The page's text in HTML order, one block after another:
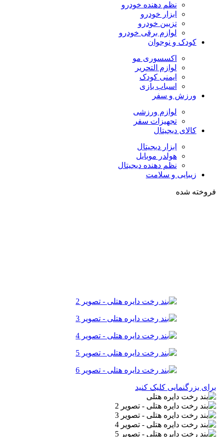
نظم دهنده خودرو
ابزار خودرو
تزیین خودرو
لوازم برقی خودرو
کودک و نوجوان
اکسسوری مو
لوازم التحریر
ایمنی کودک
اسباب بازی
ورزش و سفر
لوازم ورزشی
تجهیزات سفر
کالای دیجیتال
ابزار دیجیتال
هولدر موبایل
نظم دهنده دیجیتال
زیبایی و سلامت
فروخته شده
برای بزرگنمایی کلیک کنید